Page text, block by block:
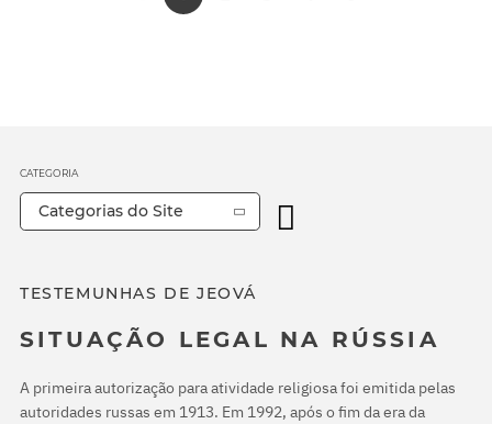
TESTEMUNHAS DE JEOVÁ
SITUAÇÃO LEGAL NA RÚSSIA
A primeira autorização para atividade religiosa foi emitida pelas
autoridades russas em 1913. Em 1992, após o fim da era da
CATEGORIA
Categorias do Site